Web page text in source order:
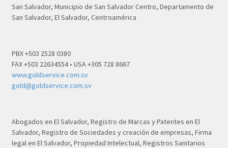
San Salvador, Municipio de San Salvador Centro, Departamento de
San Salvador, El Salvador, Centroamérica
PBX +503 2528 0380
FAX +503 22634554 • USA +305 728 8667
www.goldservice.com.sv
gold@goldservice.com.sv
Abogados en El Salvador, Registro de Marcas y Patentes en El
Salvador, Registro de Sociedades y creación de empresas, Firma
legal en El Salvador, Propiedad Intelectual, Registros Sanitarios